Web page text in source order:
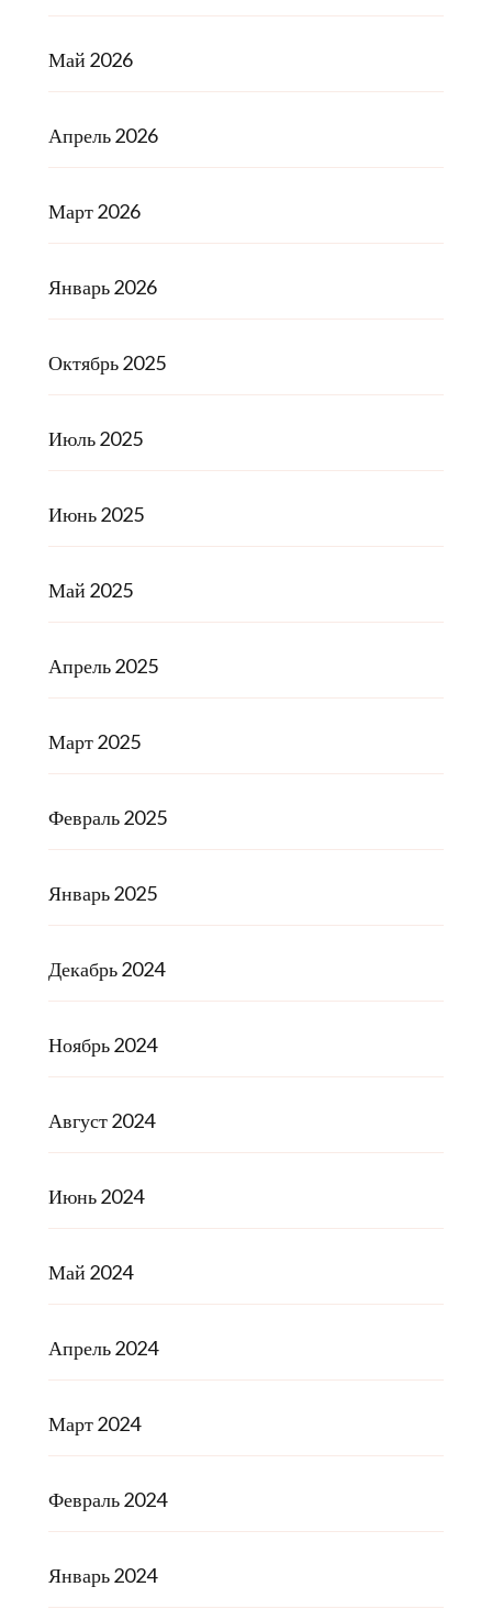
Май 2026
Апрель 2026
Март 2026
Январь 2026
Октябрь 2025
Июль 2025
Июнь 2025
Май 2025
Апрель 2025
Март 2025
Февраль 2025
Январь 2025
Декабрь 2024
Ноябрь 2024
Август 2024
Июнь 2024
Май 2024
Апрель 2024
Март 2024
Февраль 2024
Январь 2024